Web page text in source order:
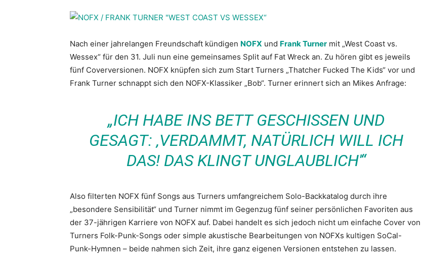
Nach einer jahrelangen Freundschaft kündigen NOFX und Frank Turner mit „West Coast vs.
Wessex“ für den 31. Juli nun eine gemeinsames Split auf Fat Wreck an. Zu hören gibt es jeweils
fünf Coverversionen. NOFX knüpfen sich zum Start Turners „Thatcher Fucked The Kids“ vor und
Frank Turner schnappt sich den NOFX-Klassiker „Bob“. Turner erinnert sich an Mikes Anfrage:
„ICH HABE INS BETT GESCHISSEN UND
GESAGT: ‚VERDAMMT, NATÜRLICH WILL ICH
DAS! DAS KLINGT UNGLAUBLICH'“
Also filterten NOFX fünf Songs aus Turners umfangreichem Solo-Backkatalog durch ihre
„besondere Sensibilität“ und Turner nimmt im Gegenzug fünf seiner persönlichen Favoriten aus
der 37-jährigen Karriere von NOFX auf. Dabei handelt es sich jedoch nicht um einfache Cover von
Turners Folk-Punk-Songs oder simple akustische Bearbeitungen von NOFXs kultigen SoCal-
Punk-Hymnen – beide nahmen sich Zeit, ihre ganz eigenen Versionen entstehen zu lassen.